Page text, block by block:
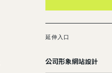
延伸入口
公司形象網站設計